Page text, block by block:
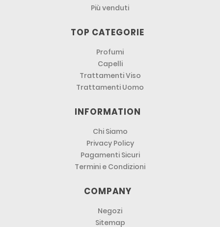
Più venduti
TOP CATEGORIE
Profumi
Capelli
Trattamenti Viso
Trattamenti Uomo
INFORMATION
Chi Siamo
Privacy Policy
Pagamenti Sicuri
Termini e Condizioni
COMPANY
Negozi
Sitemap